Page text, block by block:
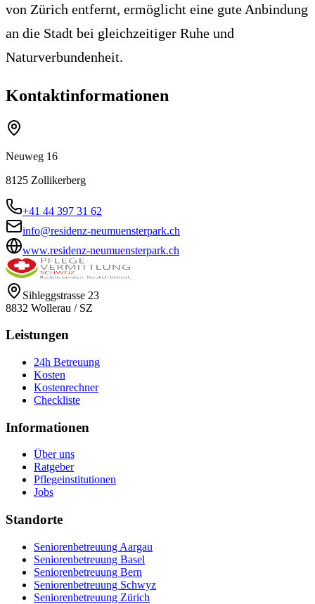
von Zürich entfernt, ermöglicht eine gute Anbindung
an die Stadt bei gleichzeitiger Ruhe und
Naturverbundenheit.
Kontaktinformationen
Neuweg 16
8125 Zollikerberg
+41 44 397 31 62
info@residenz-neumuensterpark.ch
www.residenz-neumuensterpark.ch
Sihleggstrasse 23
8832 Wollerau / SZ
Leistungen
24h Betreuung
Kosten
Kostenrechner
Checkliste
Informationen
Über uns
Ratgeber
Pflegeinstitutionen
Jobs
Standorte
Seniorenbetreuung Aargau
Seniorenbetreuung Basel
Seniorenbetreuung Bern
Seniorenbetreuung Schwyz
Seniorenbetreuung Zürich